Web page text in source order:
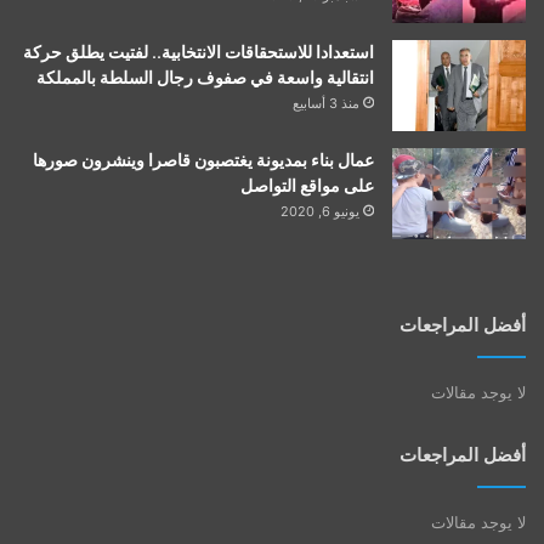
استعدادا للاستحقاقات الانتخابية.. لفتيت يطلق حركة
انتقالية واسعة في صفوف رجال السلطة بالمملكة
منذ 3 أسابيع
عمال بناء بمديونة يغتصبون قاصرا وينشرون صورها
على مواقع التواصل
يونيو 6, 2020
أفضل المراجعات
لا يوجد مقالات
أفضل المراجعات
لا يوجد مقالات